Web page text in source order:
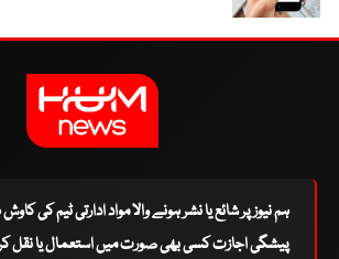
ہم نیوز پر شائع یا نشر ہونے والا مواد ادارتی ٹیم کی
پیشگی اجازت کسی بھی صورت میں استعمال یا نقل